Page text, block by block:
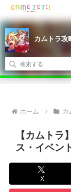
カムトラ攻
ホーム カ
【カムトラ
ス・イベン
X